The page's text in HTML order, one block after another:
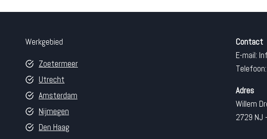
Werkgebied
Zoetermeer
Utrecht
Amsterdam
Nijmegen
Den Haag
Contact
E-mail:
Adres
Willem
2729 NJ